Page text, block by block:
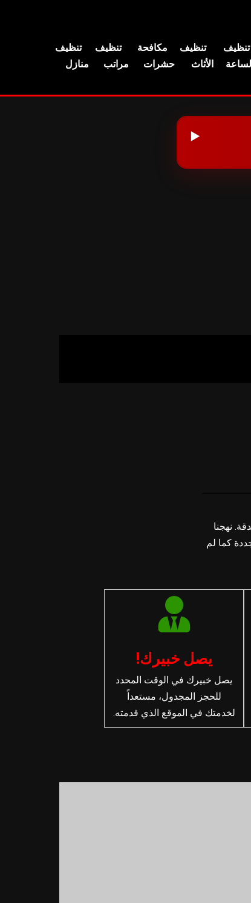
تنظيف
تنظيف
الأثاث
مكافحة
حشرات
تنظيف
مراتب
تنظيف
منازل
▶️
نهجنا
كما لم
يصل خبيرك!
يصل خبيرك في الوقت المحدد
للحجز المجدول، مستعداً
لخدمتك في الموقع الذي قدمته.